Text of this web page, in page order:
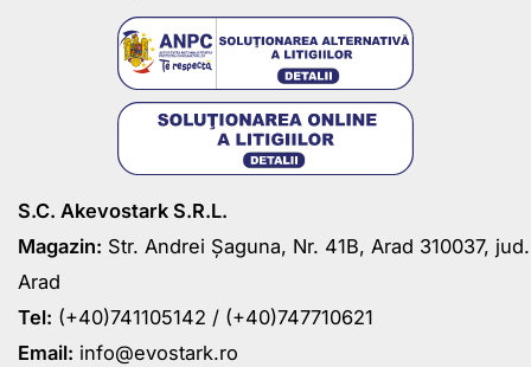
S.C. Akevostark S.R.L.
Magazin: Str. Andrei Șaguna, Nr. 41B, Arad 310037, jud.
Arad
Tel: (+40)741105142 / (+40)747710621
Email: info@evostark.ro